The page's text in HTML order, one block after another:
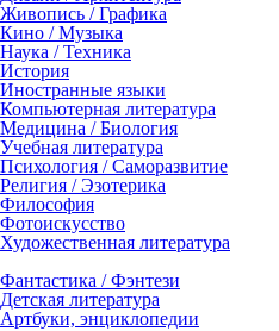
Живопись / Графика
Кино / Музыка
Наука / Техника
История
Иностранные языки
Компьютерная литература
Медицина / Биология
Учебная литература
Психология / Саморазвитие
Религия / Эзотерика
Философия
Фотоискусство
Художественная литература
Фантастика / Фэнтези
Детская литература
Артбуки, энциклопедии